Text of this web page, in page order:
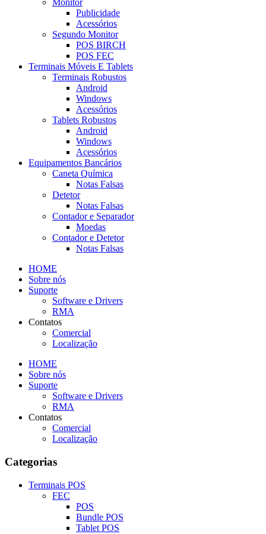
Monitor
Publicidade
Acessórios
Segundo Monitor
POS BIRCH
POS FEC
Terminais Móveis E Tablets
Terminais Robustos
Android
Windows
Acessórios
Tablets Robustos
Android
Windows
Acessórios
Equipamentos Bancários
Caneta Química
Notas Falsas
Detetor
Notas Falsas
Contador e Separador
Moedas
Contador e Detetor
Notas Falsas
HOME
Sobre nós
Suporte
Software e Drivers
RMA
Contatos
Comercial
Localização
HOME
Sobre nós
Suporte
Software e Drivers
RMA
Contatos
Comercial
Localização
Categorias
Terminais POS
FEC
POS
Bundle POS
Tablet POS